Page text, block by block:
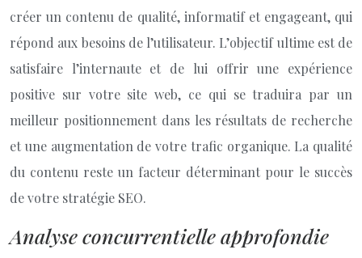
créer un contenu de qualité, informatif et engageant, qui
répond aux besoins de l’utilisateur. L’objectif ultime est de
satisfaire l’internaute et de lui offrir une expérience
positive sur votre site web, ce qui se traduira par un
meilleur positionnement dans les résultats de recherche
et une augmentation de votre trafic organique. La qualité
du contenu reste un facteur déterminant pour le succès
de votre stratégie SEO.
Analyse concurrentielle approfondie